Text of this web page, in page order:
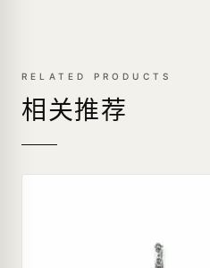
RELATED PRODUCTS
相关推荐